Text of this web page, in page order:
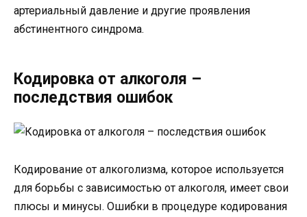
артериальный давление и другие проявления
абстинентного синдрома.
Кодировка от алкоголя –
последствия ошибок
Кодирование от алкоголизма, которое используется
для борьбы с зависимостью от алкоголя, имеет свои
плюсы и минусы. Ошибки в процедуре кодирования